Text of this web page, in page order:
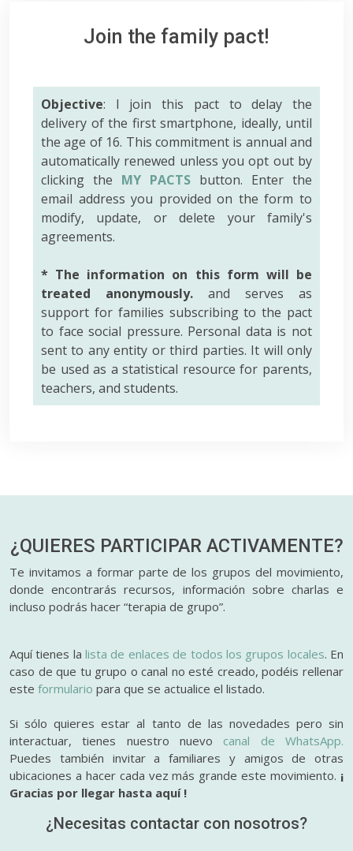
Join the family pact!
Objective: I join this pact to delay the
delivery of the first smartphone, ideally, until
the age of 16. This commitment is annual and
automatically renewed unless you opt out by
clicking the MY PACTS button. Enter the
email address you provided on the form to
modify, update, or delete your family's
agreements.
* The information on this form will be
treated anonymously. and serves as
support for families subscribing to the pact
to face social pressure. Personal data is not
sent to any entity or third parties. It will only
be used as a statistical resource for parents,
teachers, and students.
¿QUIERES PARTICIPAR ACTIVAMENTE?
Te invitamos a formar parte de los grupos del movimiento,
donde encontrarás recursos, información sobre charlas e
incluso podrás hacer “terapia de grupo”.
Aquí tienes lalista de enlaces de todos los grupos locales. En
caso de que tu grupo o canal no esté creado, podéis rellenar
este formulario para que se actualice el listado.
Si sólo quieres estar al tanto de las novedades pero sin
interactuar, tienes nuestro nuevo canal de WhatsApp.
Puedes también invitar a familiares y amigos de otras
ubicaciones a hacer cada vez más grande este movimiento. ¡
Gracias por llegar hasta aquí !
¿Necesitas contactar con nosotros?